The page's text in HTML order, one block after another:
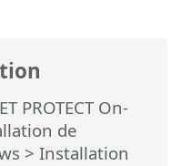
PROTECT On-
de
> Installation